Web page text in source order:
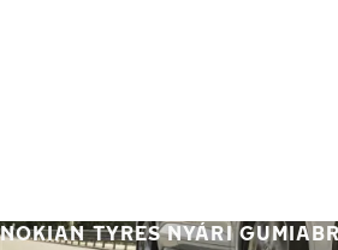
NOKIAN TYRES NYÁRI